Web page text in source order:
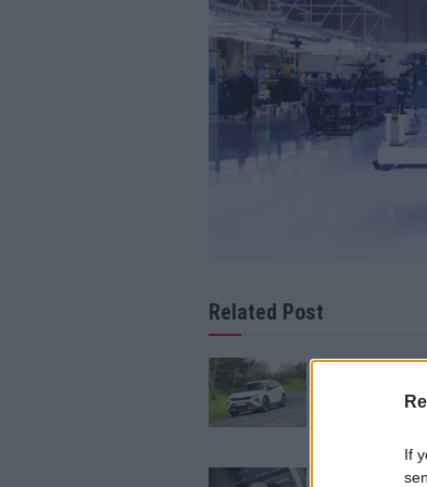
If
Related Post
TESTE –
Torcal